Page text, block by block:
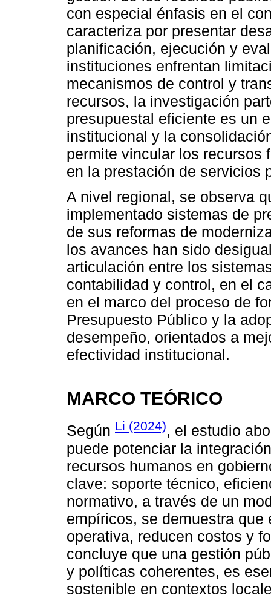
con especial énfasis en el
caracteriza por presentar
planificación, ejecución y
instituciones enfrentan
mecanismos de control y
recursos, la investigación
presupuestal eficiente es un
institucional y la
permite vincular los recursos
en la prestación de servicios
A nivel regional, se observa
implementado sistemas de
de sus reformas de
los avances han sido
articulación entre los
contabilidad y control, en el
en el marco del proceso de
Presupuesto Público y la
desempeño, orientados a
efectividad institucional.
MARCO TEÓRICO
Según Li (2024), el estudio
puede potenciar la
recursos humanos en
clave: soporte técnico,
normativo, a través de un
empíricos, se demuestra
operativa, reducen costos y
concluye que una gestión
y políticas coherentes, es
sostenible en contextos